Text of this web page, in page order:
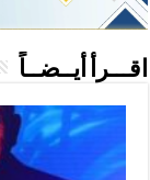
اقـــرأ أيــضــاً